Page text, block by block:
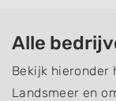
Alle
Bekijk hieronder
Landsmeer en